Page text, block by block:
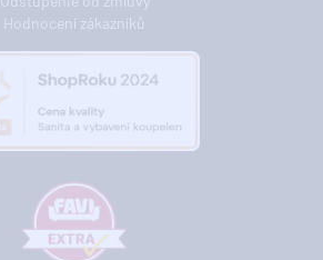
Hodnocení zákazníků